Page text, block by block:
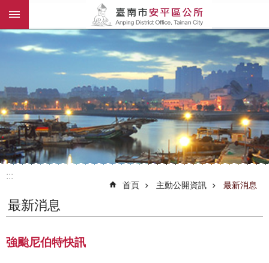
跳到主要內容區塊
:::
首頁 主動公開資訊 最新消息
最新消息
強颱尼伯特快訊